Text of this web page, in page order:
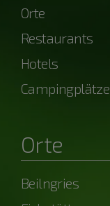
Orte
Restaurants
Hotels
Campingplätze
Orte
Beilngries